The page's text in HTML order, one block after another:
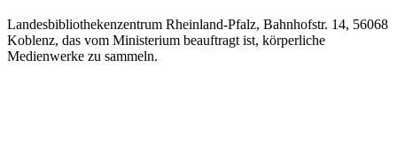
Landesbibliothekenzentrum Rheinland-Pfalz, Bahnhofstr. 14, 56068
Koblenz, das vom Ministerium beauftragt ist, körperliche
Medienwerke zu sammeln.